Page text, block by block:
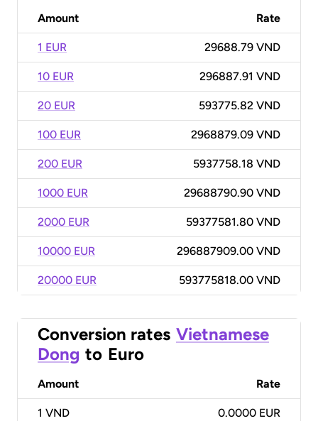
Amount Rate
1 EUR 29688.79 VND
10 EUR 296887.91 VND
20 EUR 593775.82 VND
100 EUR 2968879.09 VND
200 EUR 5937758.18 VND
1000 EUR 29688790.90 VND
2000 EUR 59377581.80 VND
10000 EUR 296887909.00 VND
20000 EUR 593775818.00 VND
Conversion rates Vietnamese
Dong to Euro
Amount Rate
1 VND 0.0000 EUR